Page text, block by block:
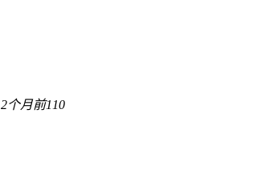
2个月前110